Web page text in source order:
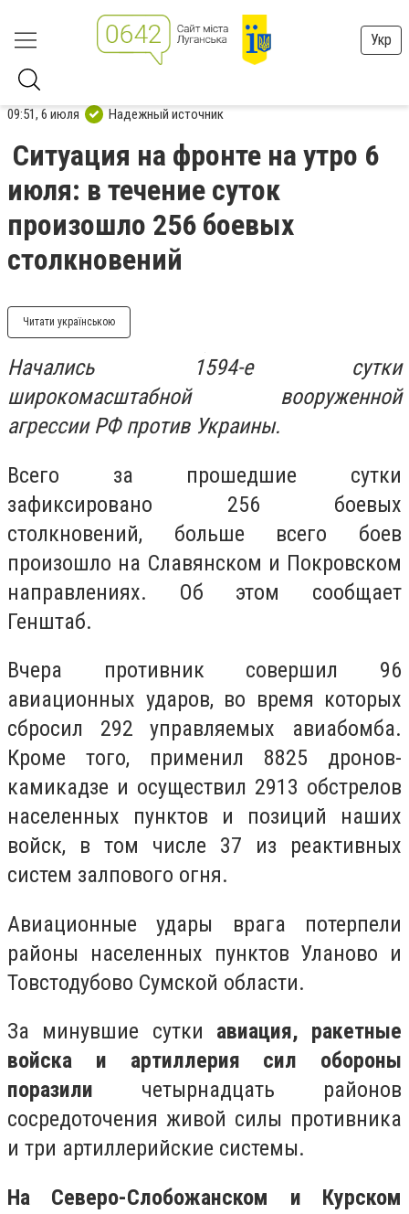
Укр
09:51, 6 июля Надежный источник
Ситуация на фронте на утро 6
июля: в течение суток
произошло 256 боевых
столкновений
Читати українською
Начались 1594-е сутки
широкомасштабной вооруженной
агрессии РФ против Украины.
Всего за прошедшие сутки
зафиксировано 256 боевых
столкновений, больше всего боев
произошло на Славянском и Покровском
направлениях. Об этом сообщает
Генштаб.
Вчера противник совершил 96
авиационных ударов, во время которых
сбросил 292 управляемых авиабомба.
Кроме того, применил 8825 дронов-
камикадзе и осуществил 2913 обстрелов
населенных пунктов и позиций наших
войск, в том числе 37 из реактивных
систем залпового огня.
Авиационные удары врага потерпели
районы населенных пунктов Уланово и
Товстодубово Сумской области.
За минувшие сутки авиация, ракетные
войска и артиллерия сил обороны
поразили четырнадцать районов
сосредоточения живой силы противника
и три артиллерийские системы.
На Северо-Слобожанском и Курском